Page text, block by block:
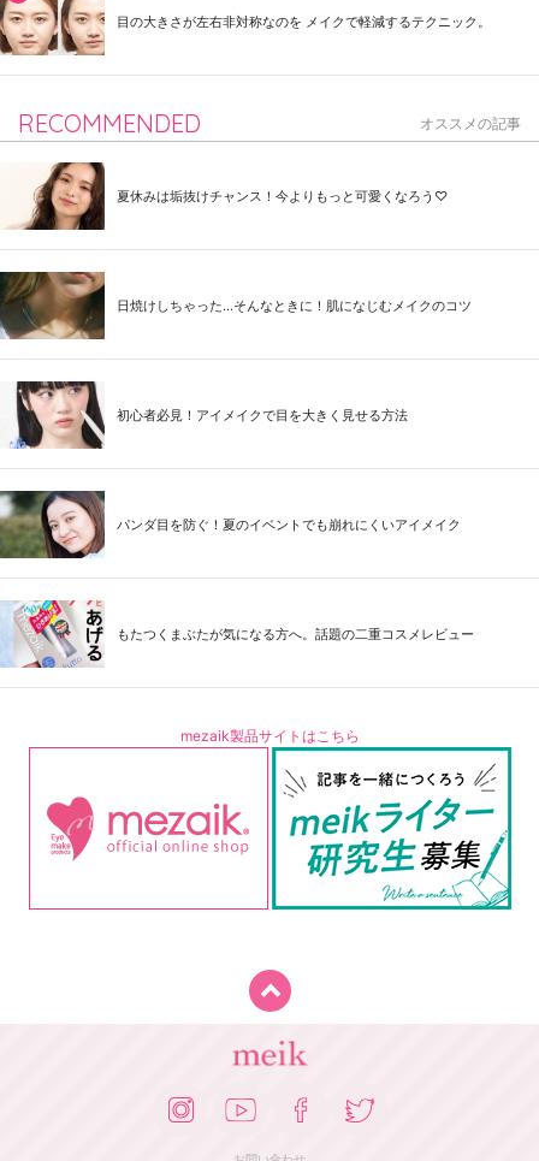
目の大きさが左右非対称なのを メイクで軽減するテクニック。
RECOMMENDED オススメの記事
夏休みは垢抜けチャンス！今よりもっと可愛くなろう♡
日焼けしちゃった...そんなときに！肌になじむメイクのコツ
初心者必見！アイメイクで目を大きく見せる方法
パンダ目を防ぐ！夏のイベントでも崩れにくいアイメイク
もたつくまぶたが気になる方へ。話題の二重コスメレビュー
mezaik製品サイトはこちら